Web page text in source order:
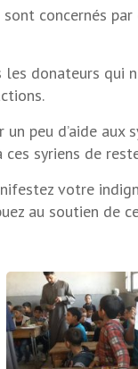
concernés
les donateurs
peu d’aide
syriens de
votre
au soutien de